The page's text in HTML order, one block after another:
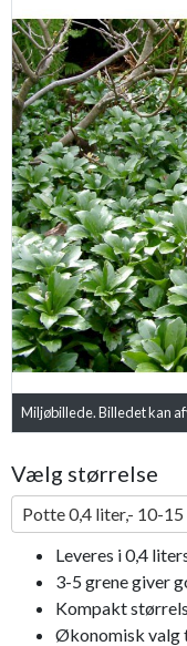
Miljøbillede. Billedet kan
Previous
Vælg størrelse
Potte 0,4 liter,- 10-15
Leveres i 0,4
3-5 grene giver
Kompakt
Økonomisk